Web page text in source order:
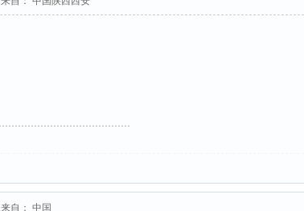
来自： 中国